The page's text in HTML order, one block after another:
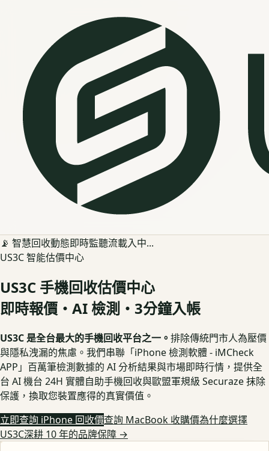
📡 智慧回收動態即時監聽流載入中...
US3C 智能估價中心
US3C 手機回收估價中心
即時報價・AI 檢測・3分鐘入帳
US3C 是全台最大的手機回收平台之一。 排除傳統門市人為壓價
與隱私洩漏的焦慮。我們串聯「iPhone 檢測軟體 - iMCheck
APP」百萬筆檢測數據的 AI 分析結果與市場即時行情，提供全
台 AI 機台 24H 實體自助手機回收與歐盟軍規級 Securaze 抹除
保護，換取您裝置應得的真實價值。
立即查詢 iPhone 回收價查詢 MacBook 收購價為什麼選擇
US3C深耕 10 年的品牌保障 →